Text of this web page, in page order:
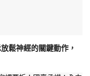
鬆神經的關鍵動作，